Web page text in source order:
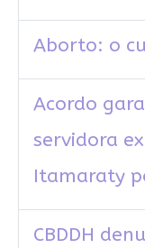
Aborto: o
Acordo
servidora
Itamaraty
CBDDH